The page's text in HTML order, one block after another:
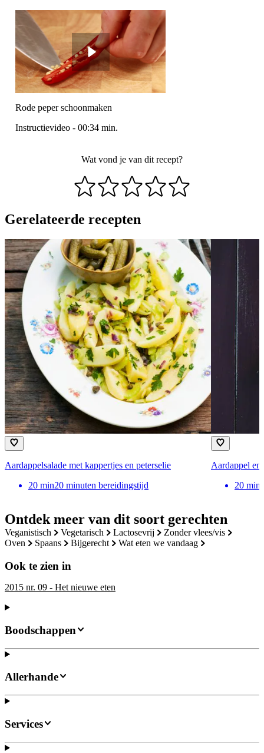
Ontdek meer van dit soort gerechten
veganistisch vegetarisch lactosevrij
zonder vlees/vis
oven
spaans bijgerecht wat eten we vandaag
Ook te zien in
2015 nr. 09 - Het nieuwe eten
Rode peper schoonmaken
Instructievideo - 00:34 min.
Wat vond je van dit recept?
Gerelateerde recepten
Aardappelsalade met kappertjes en peterselie
20 min20 minuten bereidingstijd
Aardappel
20 min
Boodschappen
Allerhande
Services